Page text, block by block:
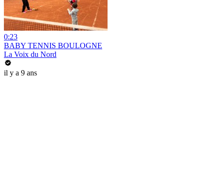
0:23
BABY TENNIS BOULOGNE
La Voix du Nord
il y a 9 ans